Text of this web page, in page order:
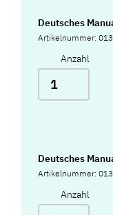
Deutsches
Artikelnummer:
Anzahl
Deutsches
Artikelnummer:
Anzahl